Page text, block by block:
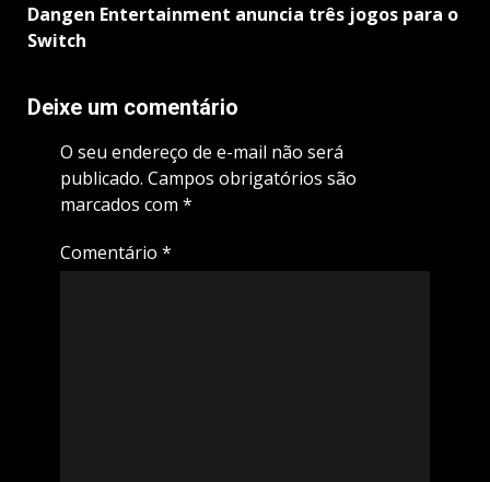
Dangen Entertainment anuncia três jogos para o
Switch
Deixe um comentário
O seu endereço de e-mail não será
publicado. Campos obrigatórios são
marcados com *
Comentário *